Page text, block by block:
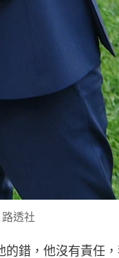
透社
的錯，他沒有責任